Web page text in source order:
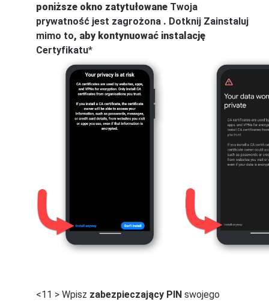
poniższe okno zatytułowane Twoja
prywatność jest zagrożona . Dotknij Zainstaluj
mimo to, aby kontynuować instalację
Certyfikatu*
<11 > Wpisz zabezpieczający PIN swojego